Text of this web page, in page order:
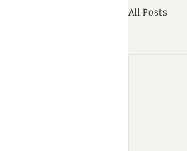
All Posts